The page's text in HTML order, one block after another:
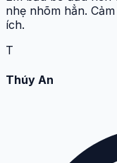
nhẹ nhõm hẳn.
ích.
T
Thúy An